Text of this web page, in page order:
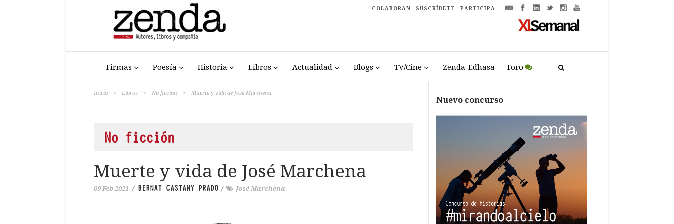
COLABORAN SUSCRÍBETE PARTICIPA
Firmas Poesía Historia Libros Actualidad Blogs TV/Cine Zenda-Edhasa Foro
Inicio > Libros > No ficción > Muerte y vida de José Marchena
No ficción
Muerte y vida de José Marchena
09 Feb 2021 / BERNAT CASTANY PRADO / José Marchena
Nuevo concurso